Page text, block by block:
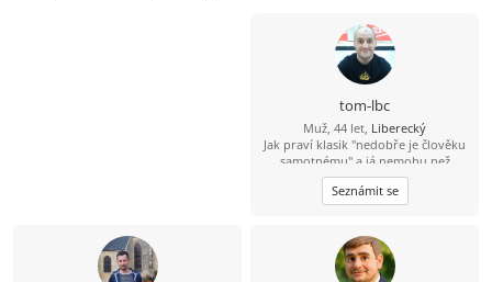
tom-lbc
Muž, 44 let, Liberecký
Jak praví klasik "nedobře je člověku
samotnému" a já nemohu než
souhlasit. Hledám fajn Liberečandu,
ideálně veselou baculku co ráda
vaří/peče, neb já rád jím :-D A teď
ani lacinou pracovní silou, ale chci
být ženě přínosem svou společností.
Rád bych ideálně ženu se vším
Seznámit se